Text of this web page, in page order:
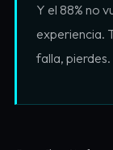
Y el 88% no
experiencia.
falla, pierdes.